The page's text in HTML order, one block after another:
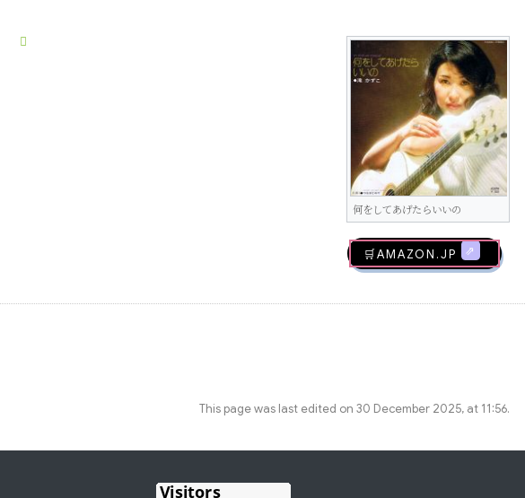
Help
何をしてあげたらいいの
🛒AMAZON.jp
This page was last edited on 30 December 2025, at 11:56.